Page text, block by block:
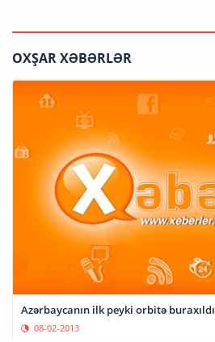
OXŞAR XƏBƏRLƏR
Azərbaycanın ilk peyki orbitə buraxıldı
08-02-2013